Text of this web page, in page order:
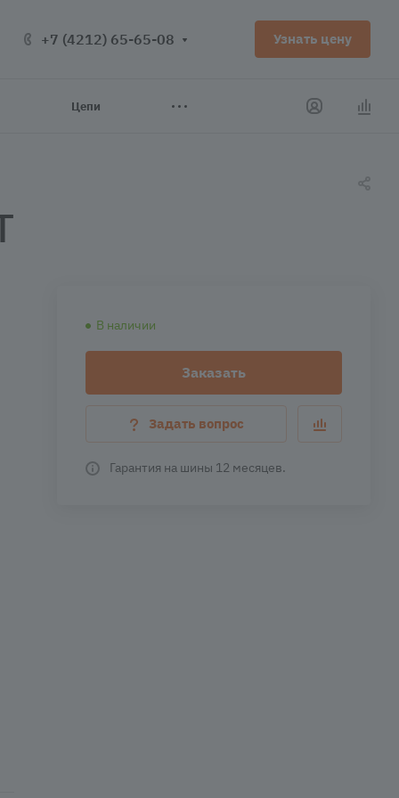
+7 (4212) 65-65-08 Узнать цену
Цепи
В наличии
Заказать
Задать вопрос
Гарантия на шины 12 месяцев.